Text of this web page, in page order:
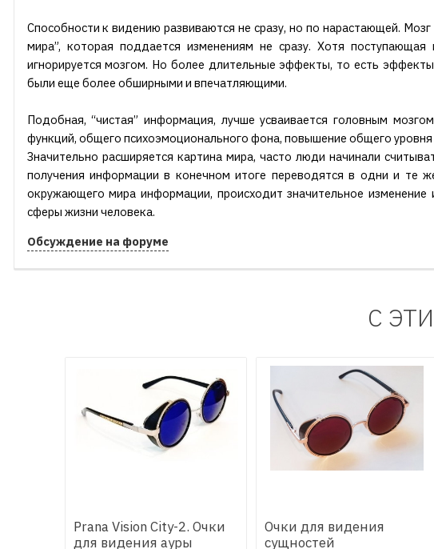
Способности к видению развиваются не сразу, но по нарастающей.
мира”, которая поддается изменениям не сразу. Хотя
игнорируется мозгом. Но более длительные эффекты, то есть
были еще более обширными и впечатляющими.
Подобная, “чистая” информация, лучше усваивается головным
функций, общего психоэмоционального фона, повышение общего уровня
Значительно расширяется картина мира, часто люди начинали
получения информации в конечном итоге переводятся в одни и те
окружающего мира информации, происходит значительное
сферы жизни человека.
Обсуждение на форуме
С
Prana Vision City-2. Очки
для видения ауры
Очки для видения
сущностей